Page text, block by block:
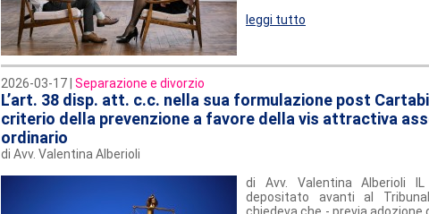
leggi tutto
2026-03-17 | Separazione e divorzio
L’art. 38 disp. att. c.c. nella sua formulazione post
criterio della prevenzione a favore della vis attractiva
ordinario
di Avv. Valentina Alberioli
di Avv. Valentina Alberioli
depositato avanti al